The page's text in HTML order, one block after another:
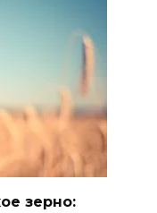
зерно: